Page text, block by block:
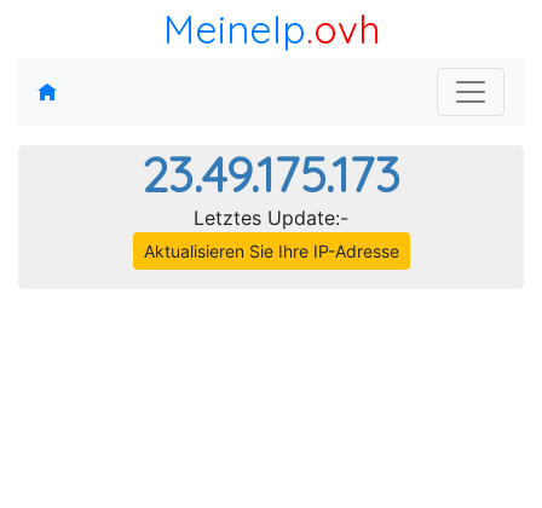
MeineIp.ovh
23.49.175.173
Letztes Update:-
Aktualisieren Sie Ihre IP-Adresse